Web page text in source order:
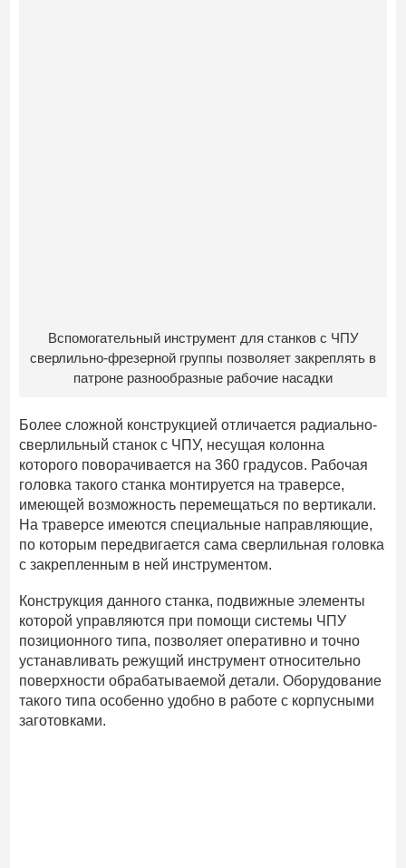
Вспомогательный инструмент для станков с ЧПУ
сверлильно-фрезерной группы позволяет закреплять в
патроне разнообразные рабочие насадки
Более сложной конструкцией отличается радиально-
сверлильный станок с ЧПУ, несущая колонна
которого поворачивается на 360 градусов. Рабочая
головка такого станка монтируется на траверсе,
имеющей возможность перемещаться по вертикали.
На траверсе имеются специальные направляющие,
по которым передвигается сама сверлильная головка
с закрепленным в ней инструментом.
Конструкция данного станка, подвижные элементы
которой управляются при помощи системы ЧПУ
позиционного типа, позволяет оперативно и точно
устанавливать режущий инструмент относительно
поверхности обрабатываемой детали. Оборудование
такого типа особенно удобно в работе с корпусными
заготовками.